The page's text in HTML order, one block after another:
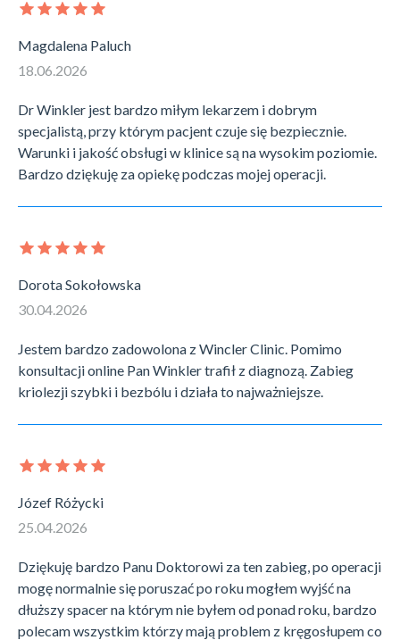
Magdalena Paluch
18.06.2026
Dr Winkler jest bardzo miłym lekarzem i dobrym
specjalistą, przy którym pacjent czuje się bezpiecznie.
Warunki i jakość obsługi w klinice są na wysokim poziomie.
Bardzo dziękuję za opiekę podczas mojej operacji.
Dorota Sokołowska
30.04.2026
Jestem bardzo zadowolona z Wincler Clinic. Pomimo
konsultacji online Pan Winkler trafił z diagnozą. Zabieg
kriolezji szybki i bezbólu i działa to najważniejsze.
Józef Różycki
25.04.2026
Dziękuję bardzo Panu Doktorowi za ten zabieg, po operacji
mogę normalnie się poruszać po roku mogłem wyjść na
dłuższy spacer na którym nie byłem od ponad roku, bardzo
polecam wszystkim którzy mają problem z kręgosłupem co